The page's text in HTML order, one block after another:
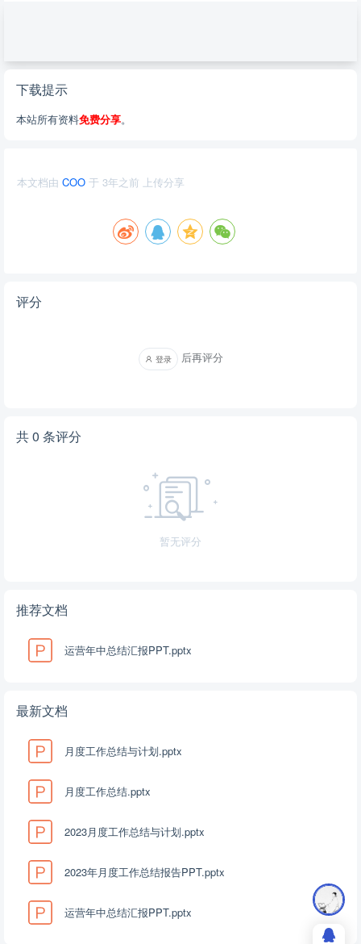
下载提示
本站所有资料免费分享。
本文档由 COO 于 3年之前 上传分享
评分
登录 后再评分
共 0 条评分
暂无评分
推荐文档
运营年中总结汇报PPT.pptx
最新文档
月度工作总结与计划.pptx
月度工作总结.pptx
2023月度工作总结与计划.pptx
2023年月度工作总结报告PPT.pptx
运营年中总结汇报PPT.pptx